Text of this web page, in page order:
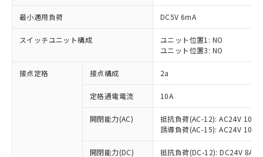
最小適用負荷 DC5V 6mA
スイッチユニット構成
ユニット位置1: NO
ユニット位置3: NO
接点定格 接点構成 2a
定格通電電流 10A
開閉能力(AC)
抵抗負荷(AC-12): AC24V 10A/
誘導負荷(AC-15): AC24V
開閉能力(DC) 抵抗負荷(DC-12): DC24V 8A/
ご利用条件
※1 対応状況
対応済み：EU RoHS指令（10物質）の
非含有に対応した製品が提供可能な商品で
対応予定：EU RoHS指令（10物質）の非含
有に対応した製品に切り替える予定のある